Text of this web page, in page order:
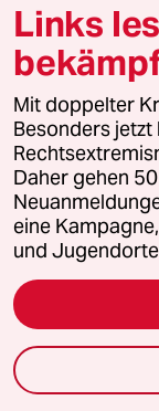
Niedrigwasser
Rente
Landtagswahl in
Hybrider Krieg
Jemen
Ceuta
Hitze
Links
Mit doppelter
Besonders
Daher gehen
eine
und